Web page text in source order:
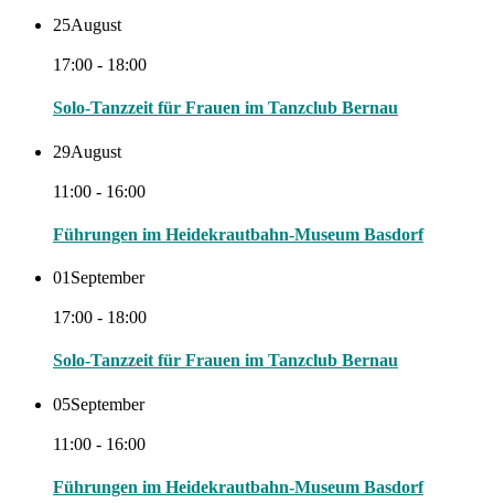
25August
17:00 - 18:00
Solo-Tanzzeit für Frauen im Tanzclub Bernau
29August
11:00 - 16:00
Führungen im Heidekrautbahn-Museum Basdorf
01 September
17:00 - 18:00
Solo-Tanzzeit für Frauen im Tanzclub Bernau
05September
11:00 - 16:00
Führungen im Heidekrautbahn-Museum Basdorf